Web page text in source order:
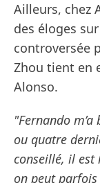
Ailleurs, chez
des éloges
controversée
Zhou tient en
Alonso.
"Fernando
ou quatre
conseillé, il est
on peut parfois